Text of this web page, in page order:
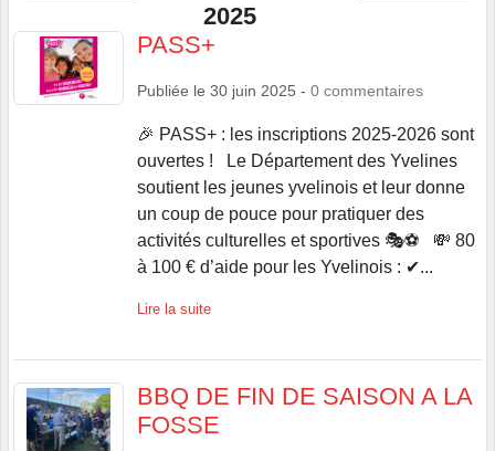
2025
PASS+
Publiée le 30 juin 2025 - 0 commentaires
🎉 PASS+ : les inscriptions 2025-2026 sont
ouvertes ! Le Département des Yvelines
soutient les jeunes yvelinois et leur donne
un coup de pouce pour pratiquer des
activités culturelles et sportives 🎭⚽ 💸 80
à 100 € d’aide pour les Yvelinois : ✔...
Lire la suite
BBQ DE FIN DE SAISON A LA
FOSSE